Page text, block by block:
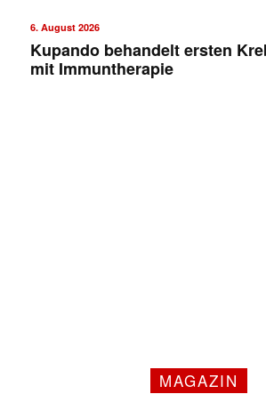
6. August 2026
Kupando behandelt ersten
mit Immuntherapie
MAGAZIN